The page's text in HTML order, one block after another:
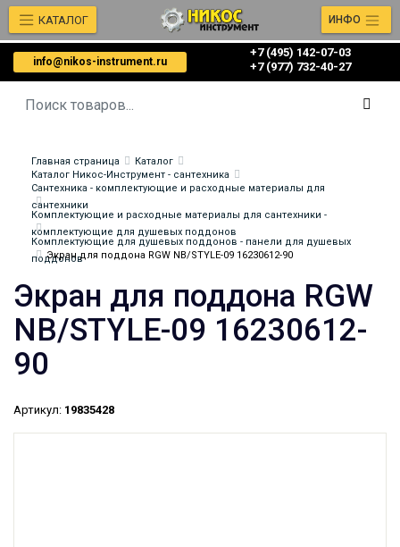
info@nikos-instrument.ru
+7 (495) 142-07-03
‎‎+7 (977) 732-40-27
КАТАЛОГ ИНФО
Главная страница
Каталог
Каталог Никос-Инструмент - сантехника
Сантехника - комплектующие и расходные материалы для
сантехники
Комплектующие и расходные материалы для сантехники -
комплектующие для душевых поддонов
Комплектующие для душевых поддонов - панели для душевых
поддонов
Экран для поддона RGW NB/STYLE-09 16230612-90
Экран для поддона RGW
NB/STYLE-09 16230612-
90
Артикул: 19835428